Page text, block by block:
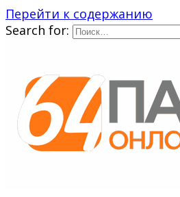
Перейти к содержанию
Search for: